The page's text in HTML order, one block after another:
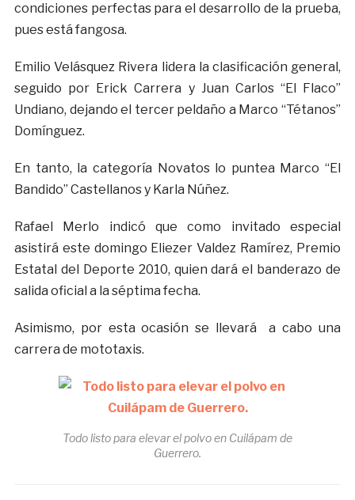
condiciones perfectas para el desarrollo de la prueba,
pues está fangosa.
Emilio Velásquez Rivera lidera la clasificación general,
seguido por Erick Carrera y Juan Carlos “El Flaco”
Undiano, dejando el tercer peldaño a Marco “Tétanos”
Domínguez.
En tanto, la categoría Novatos lo puntea Marco “El
Bandido” Castellanos y Karla Núñez.
Rafael Merlo indicó que como invitado especial
asistirá este domingo Eliezer Valdez Ramírez, Premio
Estatal del Deporte 2010, quien dará el banderazo de
salida oficial a la séptima fecha.
Asimismo, por esta ocasión se llevará a cabo una
carrera de mototaxis.
Todo listo para elevar el polvo en Cuilápam de
Guerrero.